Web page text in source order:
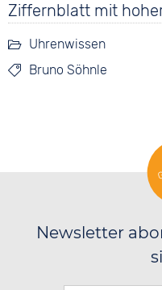
Ziffernblatt mit
Uhrenwissen
Bruno Söhnle
Newsletter